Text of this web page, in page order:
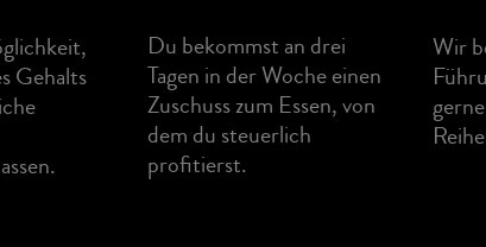
Gehalts
Du bekommst an drei
Tagen in der Woche einen
Zuschuss zum Essen, von
dem du steuerlich
profitierst.
Wir